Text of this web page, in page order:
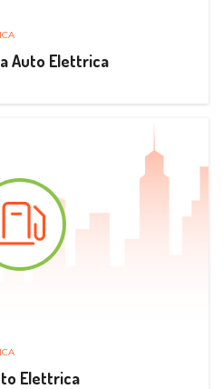
Auto Elettrica
Elettrica